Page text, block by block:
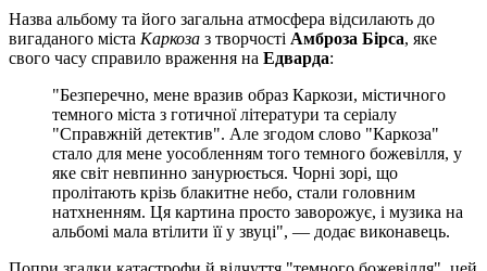
Назва альбому та його загальна атмосфера відсилають до
вигаданого міста Каркоза з творчості Амброза Бірса, яке
свого часу справило враження на Едварда:
"Безперечно, мене вразив образ Каркози, містичного
темного міста з готичної літератури та серіалу
"Справжній детектив". Але згодом слово "Каркоза"
стало для мене уособленням того темного божевілля, у
яке світ невпинно занурюється. Чорні зорі, що
пролітають крізь блакитне небо, стали головним
натхненням. Ця картина просто заворожує, і музика на
альбомі мала втілити її у звуці", — додає виконавець.